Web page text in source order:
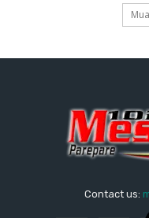
Contact us: